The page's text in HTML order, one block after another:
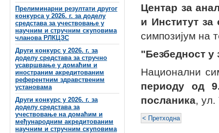
Прелиминарни резултати другог
конкурса у 2026. г. за доделу
средстава за учествовање у
научним и стручним скуповима
чланова РЛКЦЗС
Други конкурс у 2026. г. за
доделу средстава за стручно
усавршвање у домаћим и
иностраним акредитованим
референтним здравственим
установама
Други конкурс у 2026. г. за
доделу средстава за
учествовање на домаћим и
међународним акредитованим
научним и стручним скуповима
Центар за
и Институт за
симпозијум на
"Безбедност у
Национални
периоду од
посланика, ул.
< Претходна